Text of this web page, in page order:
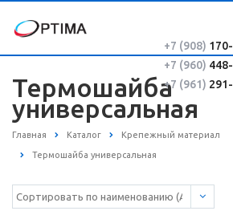
+7 (908)
+7 (960)
+7 (961)
Термошайба
универсальная
Главная Каталог Крепежный материал
Термошайба универсальная